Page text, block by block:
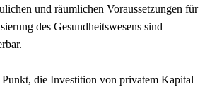
und räumlichen Voraussetzungen für
des Gesundheitswesens sind
Punkt, die Investition von privatem Kapital